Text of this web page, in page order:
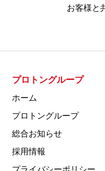
お客様と
プロトングループ
ホーム
プロトングループ
総合お知らせ
採用情報
プライバシーポリシー